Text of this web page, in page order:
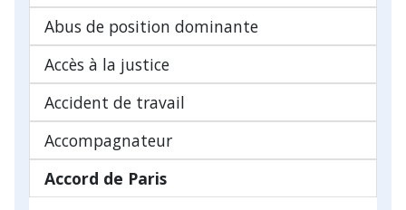
Abus de position dominante
Accès à la justice
Accident de travail
Accompagnateur
Accord de Paris